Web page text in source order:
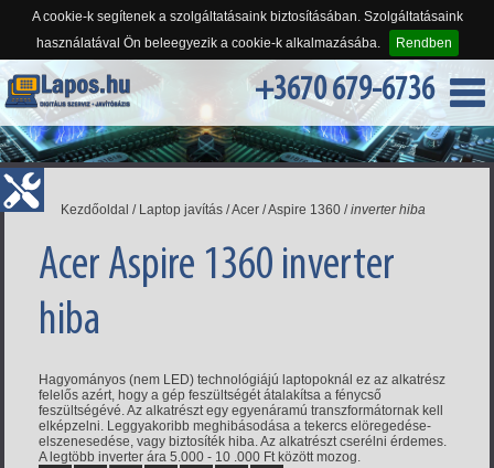
A cookie-k segítenek a szolgáltatásaink biztosításában. Szolgáltatásaink
használatával Ön beleegyezik a cookie-k alkalmazásába.
Rendben
+3670 679-6736
Kezdőoldal / Laptop javítás /Acer /Aspire 1360 /inverter hiba
Acer Aspire 1360 inverter
hiba
Hagyományos (nem LED) technológiájú laptopoknál ez az alkatrész
felelős azért, hogy a gép feszültségét átalakítsa a fénycső
feszültségévé. Az alkatrészt egy egyenáramú transzformátornak kell
elképzelni. Leggyakoribb meghibásodása a tekercs elöregedése-
elszenesedése, vagy biztosíték hiba. Az alkatrészt cserélni érdemes.
A legtöbb inverter ára 5.000 - 10 .000 Ft között mozog.